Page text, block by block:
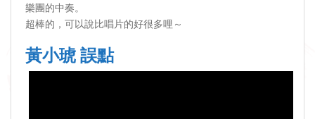
樂團的中奏。
超棒的，可以說比唱片的好很多哩～
黃小琥 誤點